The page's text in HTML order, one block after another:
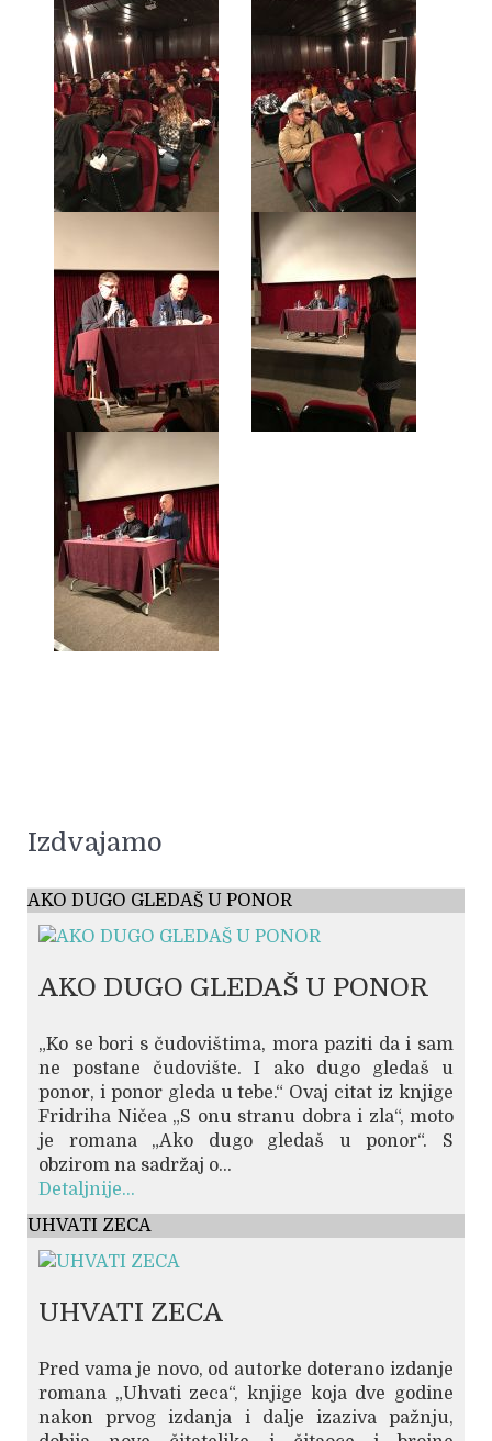
Izdvajamo
AKO DUGO GLEDAŠ U PONOR
AKO DUGO GLEDAŠ U PONOR
„Ko se bori s čudovištima, mora paziti da i sam
ne postane čudovište. I ako dugo gledaš u
ponor, i ponor gleda u tebe.“ Ovaj citat iz knjige
Fridriha Ničea „S onu stranu dobra i zla“, moto
je romana „Ako dugo gledaš u ponor“. S
obzirom na sadržaj o...
Detaljnije...
UHVATI ZECA
UHVATI ZECA
Pred vama je novo, od autorke doterano izdanje
romana „Uhvati zeca“, knjige koja dve godine
nakon prvog izdanja i dalje izaziva pažnju,